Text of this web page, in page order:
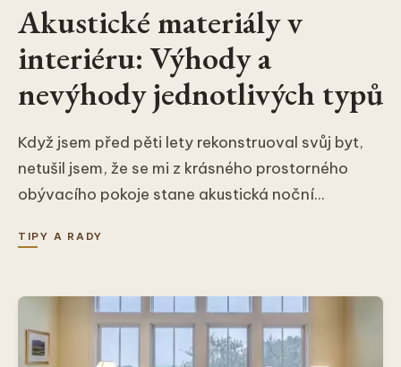
Akustické materiály v
interiéru: Výhody a
nevýhody jednotlivých typů
Když jsem před pěti lety rekonstruoval svůj byt,
netušil jsem, že se mi z krásného prostorného
obývacího pokoje stane akustická noční...
TIPY A RADY